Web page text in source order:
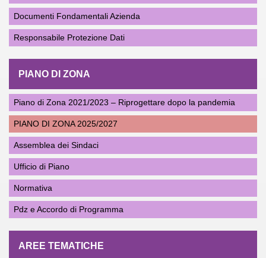
Documenti Fondamentali Azienda
Responsabile Protezione Dati
PIANO DI ZONA
Piano di Zona 2021/2023 – Riprogettare dopo la pandemia
PIANO DI ZONA 2025/2027
Assemblea dei Sindaci
Ufficio di Piano
Normativa
Pdz e Accordo di Programma
AREE TEMATICHE